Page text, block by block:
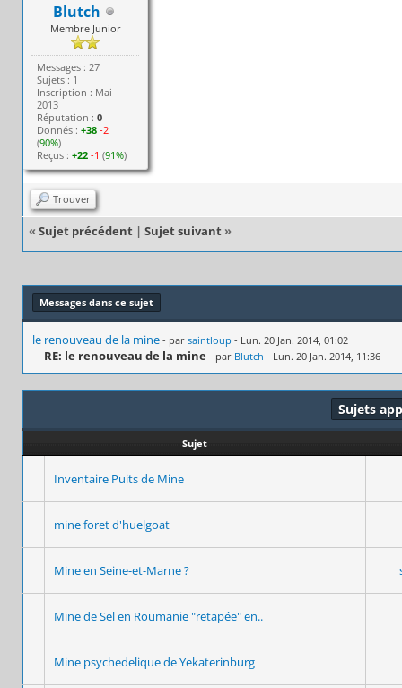
Blutch
Membre Junior
Messages : 27
Sujets : 1
Inscription : Mai
2013
Réputation :0
Donnés :+38 -2
(90%)
Reçus :+22 -1 (91%)
Trouver
« Sujet précédent | Sujet suivant »
Messages dans ce sujet
le renouveau de la mine - par saintloup - Lun. 20 Jan. 2014, 01:02
RE: le renouveau de la mine - par Blutch - Lun. 20 Jan. 2014, 11:36
Sujets
Sujet
Inventaire Puits de Mine
mine foret d'huelgoat
Mine en Seine-et-Marne ?
Mine de Sel en Roumanie "retapée" en..
Mine psychedelique de Yekaterinburg